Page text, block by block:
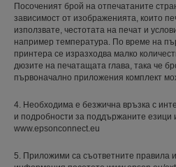
Посоченият брой на отпечатаните
зависимост от изображенията, които
използвате, честотата на печат и
например температура. По време на
принтера се изразходва малко
дюзите на печатащата глава, така че
първоначално приложения комплект
4. Необходима е безжична връзка с
и подробности за поддържаните езици
www.epsonconnect.eu
5. Приложими са съответните правила